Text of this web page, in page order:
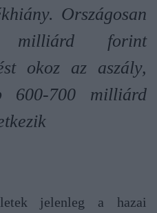
Országosan
milliárd forint
okoz az aszály,
600-700 milliárd
jelenleg a hazai